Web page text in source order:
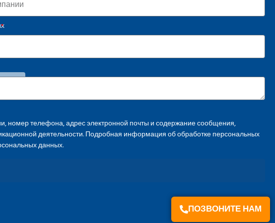
ПОЗВОНИТЕ НАМ
телефона, адрес электронной почты и содержание сообщения,
деятельности. Подробная информация об обработке персональных
данных.